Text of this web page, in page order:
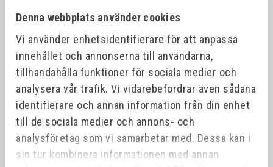
Denna webbplats använder cookies
Vi använder enhetsidentifierare för att anpassa
innehållet och annonserna till användarna,
tillhandahålla funktioner för sociala medier och
analysera vår trafik. Vi vidarebefordrar även sådana
identifierare och annan information från din enhet
till de sociala medier och annons- och
analysföretag som vi samarbetar med. Dessa kan i
sin tur kombinera informationen med annan
10.0X90
Art.nr:05029465001
179,00 kr